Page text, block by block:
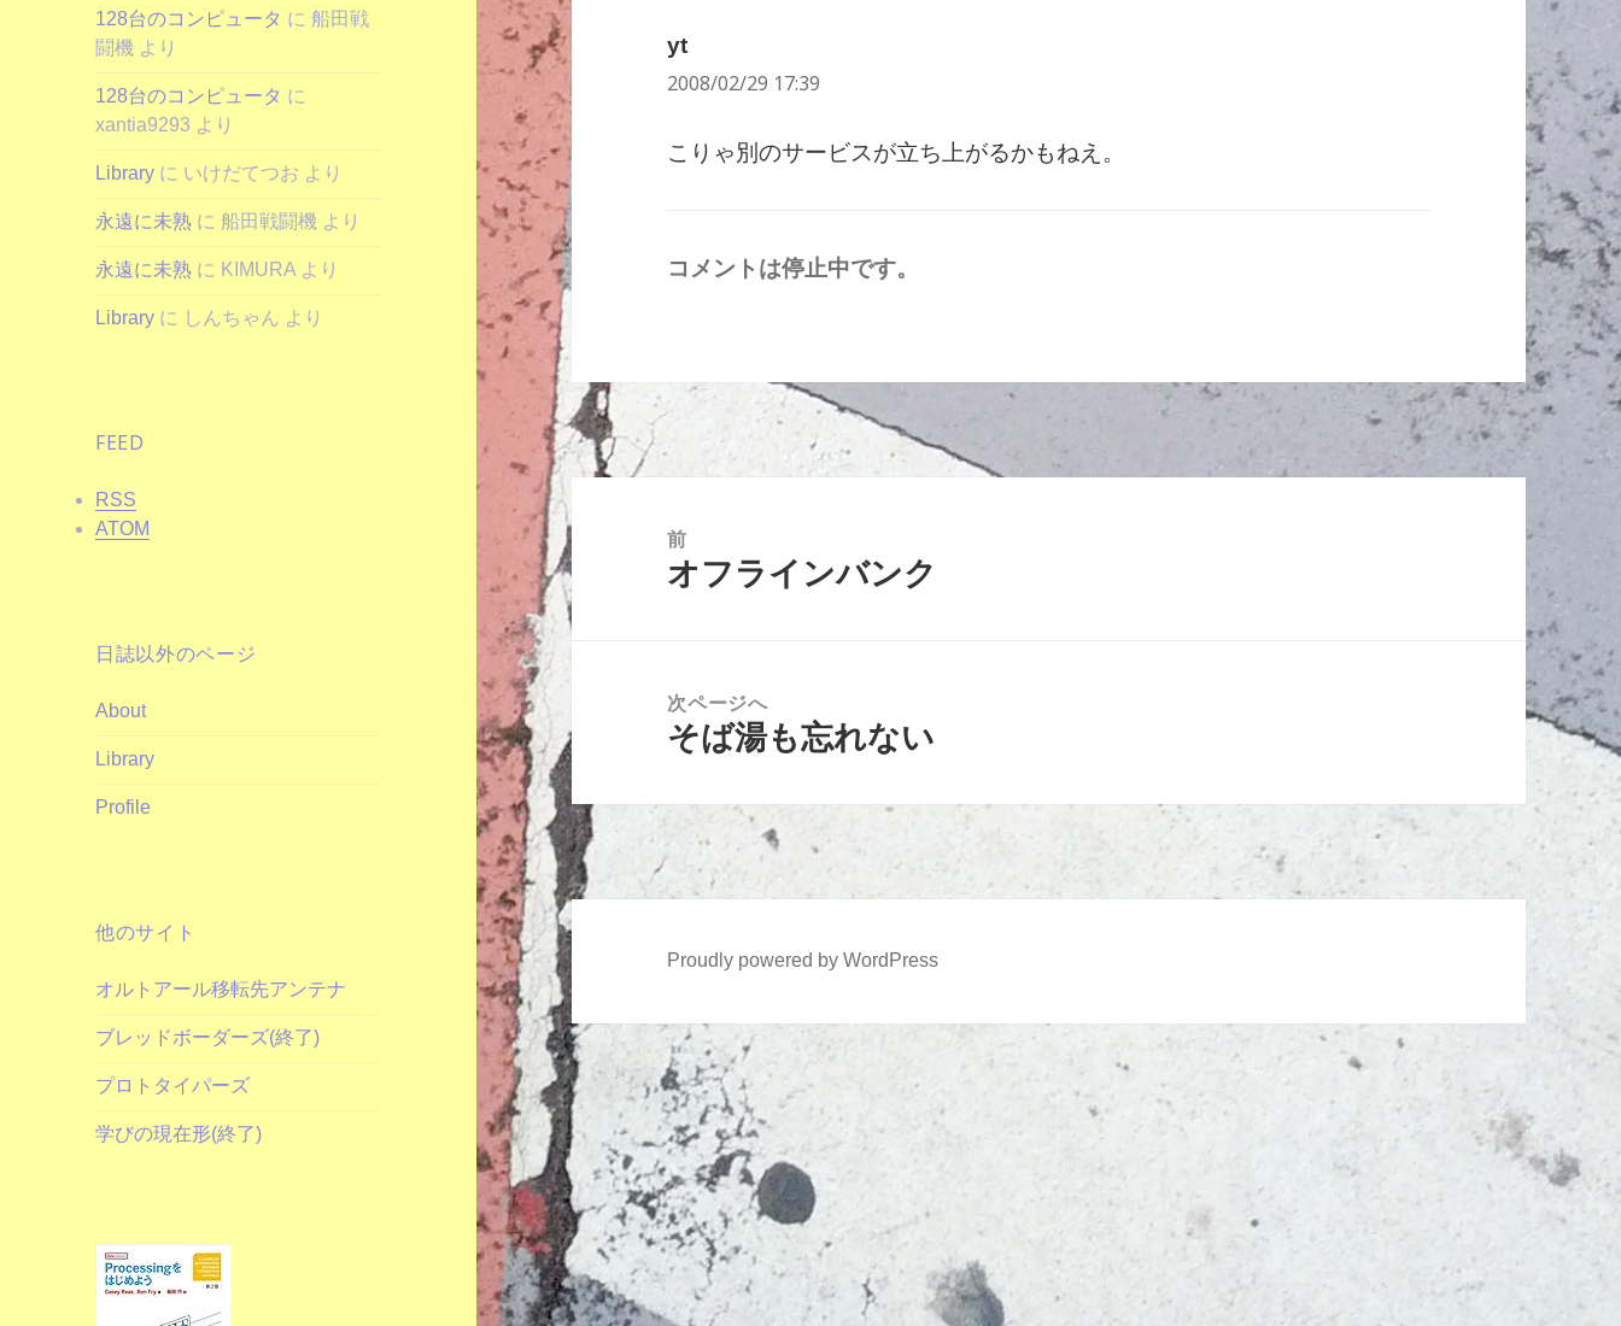
128台のコンピュータ に船田戦
闘機 より
128台のコンピュータ に
xantia9293 より
Library に いけだてつお より
永遠に未熟 に船田戦闘機 より
永遠に未熟 に KIMURA より
Library に しんちゃん より
FEED
RSS
ATOM
日誌以外のページ
About
Library
Profile
他のサイト
オルトアール移転先アンテナ
ブレッドボーダーズ(終了)
プロトタイパーズ
学びの現在形(終了)
yt
り:
2008/02/29 17:39
こりゃ別のサービスが立ち上がるかもねえ。
コメントは停止中です。
稿
ナ
ビ
ョ
ン
前
前
オフラインバンク
次ページへ
次
投
稿:
そば湯も忘れない
Proudly powered by WordPress